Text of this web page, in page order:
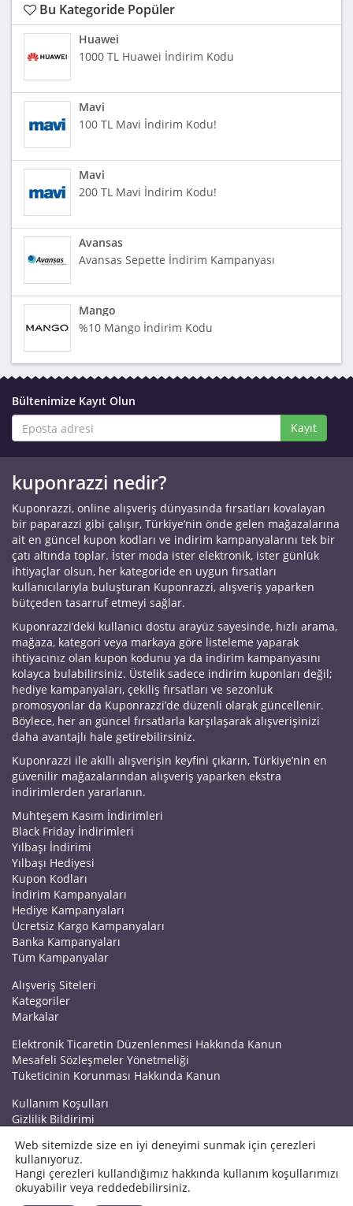
Bu Kategoride Popüler
Huawei
1000 TL Huawei İndirim Kodu
Mavi
100 TL Mavi İndirim Kodu!
Mavi
200 TL Mavi İndirim Kodu!
Avansas
Avansas Sepette İndirim Kampanyası
Mango
%10 Mango İndirim Kodu
Bültenimize Kayıt Olun
Kayıt
kuponrazzi nedir?
Kuponrazzi, online alışveriş dünyasında fırsatları kovalayan
bir paparazzi gibi çalışır, Türkiye’nin önde gelen mağazalarına
ait en güncel kupon kodları ve indirim kampanyalarını tek bir
çatı altında toplar. İster moda ister elektronik, ister günlük
ihtiyaçlar olsun, her kategoride en uygun fırsatları
kullanıcılarıyla buluşturan Kuponrazzi, alışveriş yaparken
bütçeden tasarruf etmeyi sağlar.
Kuponrazzi’deki kullanıcı dostu arayüz sayesinde, hızlı arama,
mağaza, kategori veya markaya göre listeleme yaparak
ihtiyacınız olan kupon kodunu ya da indirim kampanyasını
kolayca bulabilirsiniz. Üstelik sadece indirim kuponları değil;
hediye kampanyaları, çekiliş fırsatları ve sezonluk
promosyonlar da Kuponrazzi’de düzenli olarak güncellenir.
Böylece, her an güncel fırsatlarla karşılaşarak alışverişinizi
daha avantajlı hale getirebilirsiniz.
Kuponrazzi ile akıllı alışverişin keyfini çıkarın, Türkiye’nin en
güvenilir mağazalarından alışveriş yaparken ekstra
indirimlerden yararlanın.
Muhteşem Kasım İndirimleri
Black Friday İndirimleri
Yılbaşı İndirimi
Yılbaşı Hediyesi
Kupon Kodları
İndirim Kampanyaları
Hediye Kampanyaları
Ücretsiz Kargo Kampanyaları
Banka Kampanyaları
Tüm Kampanyalar
Alışveriş Siteleri
Kategoriler
Markalar
Elektronik Ticaretin Düzenlenmesi Hakkında Kanun
Mesafeli Sözleşmeler Yönetmeliği
Tüketicinin Korunması Hakkında Kanun
Kullanım Koşulları
Gizlilik Bildirimi
Kuponrazzi Blog
Mağaza Ekle
İletişim
Web sitemizde size en iyi deneyimi sunmak için çerezleri
kullanıyoruz.
Hangi çerezleri kullandığımız hakkında kullanım koşullarımızı
okuyabilir veya reddedebilirsiniz.